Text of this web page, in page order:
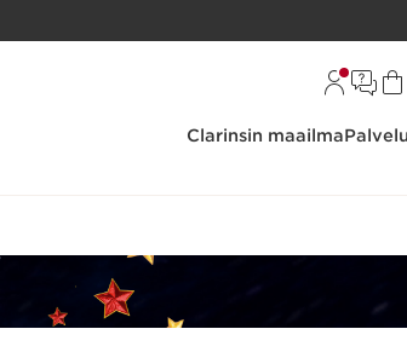
Clarinsin maailma